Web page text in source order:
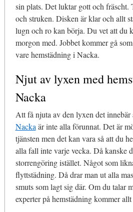
sin plats. Det luktar gott och fräscht.
och struken. Disken är klar och allt
lugn och ro kan börja. Du vet att du
morgon med. Jobbet kommer gå
vare hemstädning i Nacka.
Njut av lyxen med
Nacka
Att få njuta av den lyxen det innebär
Nacka är inte alla förunnat. Det är
tjänsten men det kan vara så att du
alla fall inte varje vecka. Då kanske
storrengöring istället. Något som
flyttstädning. Då drar man ut alla
smuts som lagt sig där. Om du talar
experter på hemstädning kommer